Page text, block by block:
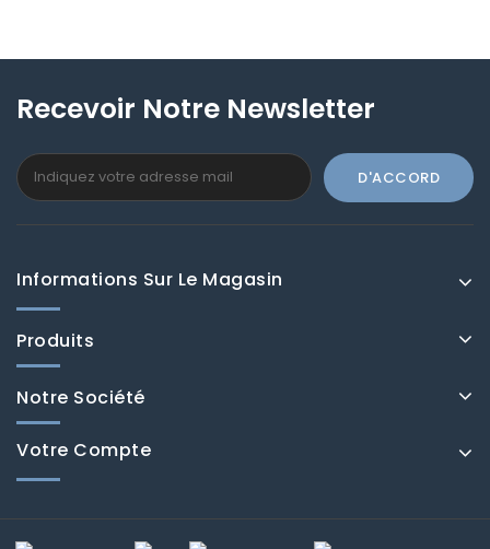
Recevoir Notre Newsletter
Informations Sur Le Magasin
Produits
Notre Société
Votre Compte